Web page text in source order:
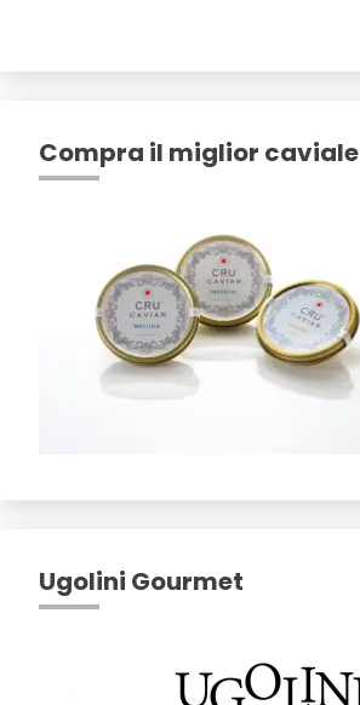
Compra il miglior caviale
Ugolini Gourmet